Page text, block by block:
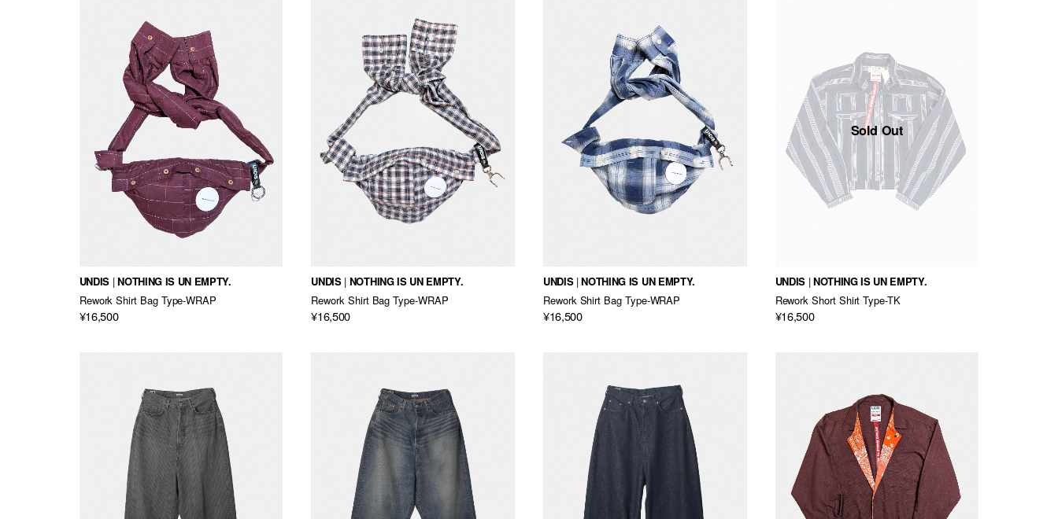
UNDIS NOTHING IS UN EMPTY.
Rework Shirt Bag Type-WRAP
¥16,500
UNDIS NOTHING IS UN EMPTY.
Rework Shirt Bag Type-WRAP
¥16,500
UNDIS NOTHING IS UN EMPTY.
Rework Shirt Bag Type-WRAP
¥16,500
Sold Out
UNDIS NOTHING IS UN EMPTY.
Rework Short Shirt Type-TK
¥16,500